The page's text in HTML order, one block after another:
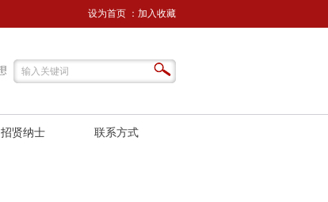
设为首页 ： 加入收藏
招贤纳士 联系方式